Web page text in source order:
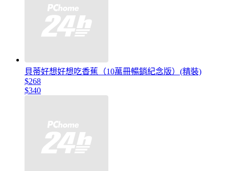
貝蒂好想好想吃香蕉（10萬冊暢銷紀念版）(精裝)
$268
$340